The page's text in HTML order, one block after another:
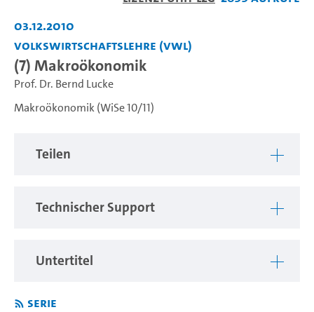
03.12.2010
Volkswirtschaftslehre (VWL)
(7) Makroökonomik
Prof. Dr. Bernd Lucke
Makroökonomik (WiSe 10/11)
Teilen
Technischer Support
Untertitel
Serie